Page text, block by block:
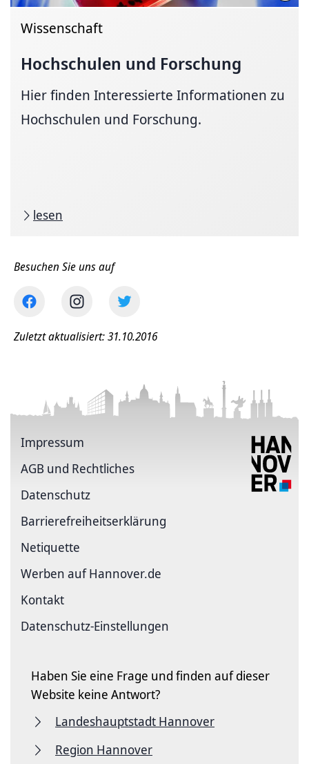
Wissenschaft
Hochschulen und Forschung
Hier finden Interessierte Informationen zu
Hochschulen und Forschung.
lesen
Besuchen Sie uns auf
Zuletzt aktualisiert: 31.10.2016
Impressum
AGB und Rechtliches
Datenschutz
Barriere­freiheits­erklärung
Netiquette
Werben auf Hannover.de
Kontakt
Datenschutz-Einstellungen
Haben Sie eine Frage und finden auf dieser
Website keine Antwort?
Landeshauptstadt Hannover
Region Hannover